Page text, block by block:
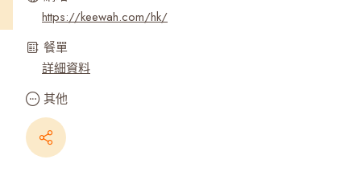
https://keewah.com/hk/
餐單
詳細資料
其他